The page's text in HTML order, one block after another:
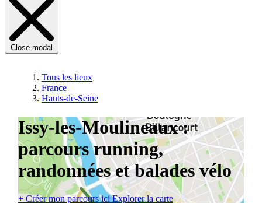
Close modal
Tous les lieux
France
Hauts-de-Seine
Issy-les-Moulineaux :
parcours running,
randonnées et balades vélo
+Créer mon parcours iciExplorer la carte